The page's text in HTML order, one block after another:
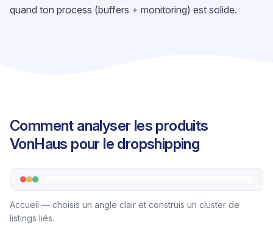
quand ton process (buffers + monitoring) est solide.
Comment analyser les produits
VonHaus pour le dropshipping
Accueil — choisis un angle clair et construis un cluster de
listings liés.